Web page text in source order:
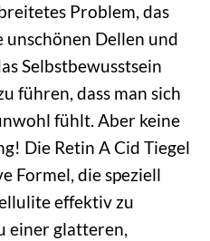
Problem, das
Dellen und
Selbstbewusstsein
führen, dass man sich
fühlt. Aber keine
Die Retin A Cid Tiegel
Formel, die speziell
effektiv zu
einer glatteren,